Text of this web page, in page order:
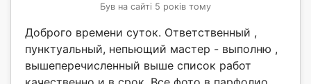
Був на сайті 5 років тому
Доброго времени суток. Ответственный ,
пунктуальный, непьющий мастер - выполню ,
вышеперечисленный выше список работ